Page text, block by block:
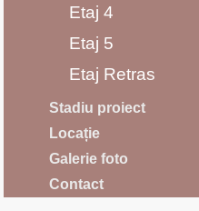
Etaj 4
Etaj 5
Etaj Retras
Stadiu proiect
Locație
Galerie foto
Contact